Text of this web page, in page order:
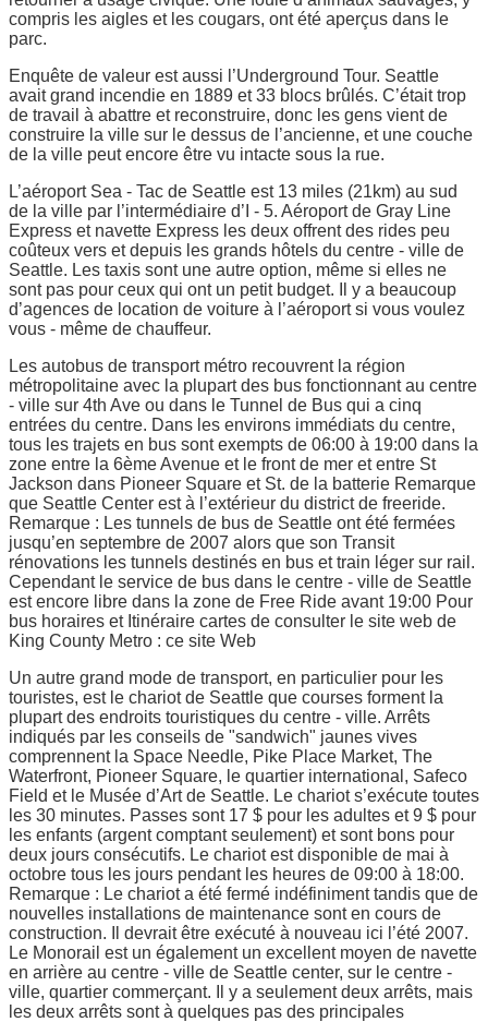
compris les aigles et les cougars, ont été aperçus dans le
parc.
Enquête de valeur est aussi l’Underground Tour. Seattle
avait grand incendie en 1889 et 33 blocs brûlés. C’était trop
de travail à abattre et reconstruire, donc les gens vient de
construire la ville sur le dessus de l’ancienne, et une couche
de la ville peut encore être vu intacte sous la rue.
L’aéroport Sea - Tac de Seattle est 13 miles (21km) au sud
de la ville par l’intermédiaire d’I - 5. Aéroport de Gray Line
Express et navette Express les deux offrent des rides peu
coûteux vers et depuis les grands hôtels du centre - ville de
Seattle. Les taxis sont une autre option, même si elles ne
sont pas pour ceux qui ont un petit budget. Il y a beaucoup
d’agences de location de voiture à l’aéroport si vous voulez
vous - même de chauffeur.
Les autobus de transport métro recouvrent la région
métropolitaine avec la plupart des bus fonctionnant au centre
- ville sur 4th Ave ou dans le Tunnel de Bus qui a cinq
entrées du centre. Dans les environs immédiats du centre,
tous les trajets en bus sont exempts de 06:00 à 19:00 dans la
zone entre la 6ème Avenue et le front de mer et entre St
Jackson dans Pioneer Square et St. de la batterie Remarque
que Seattle Center est à l’extérieur du district de freeride.
Remarque : Les tunnels de bus de Seattle ont été fermées
jusqu’en septembre de 2007 alors que son Transit
rénovations les tunnels destinés en bus et train léger sur rail.
Cependant le service de bus dans le centre - ville de Seattle
est encore libre dans la zone de Free Ride avant 19:00 Pour
bus horaires et Itinéraire cartes de consulter le site web de
King County Metro : ce site Web
Un autre grand mode de transport, en particulier pour les
touristes, est le chariot de Seattle que courses forment la
plupart des endroits touristiques du centre - ville. Arrêts
indiqués par les conseils de "sandwich" jaunes vives
comprennent la Space Needle, Pike Place Market, The
Waterfront, Pioneer Square, le quartier international, Safeco
Field et le Musée d’Art de Seattle. Le chariot s’exécute toutes
les 30 minutes. Passes sont 17 $ pour les adultes et 9 $ pour
les enfants (argent comptant seulement) et sont bons pour
deux jours consécutifs. Le chariot est disponible de mai à
octobre tous les jours pendant les heures de 09:00 à 18:00.
Remarque : Le chariot a été fermé indéfiniment tandis que de
nouvelles installations de maintenance sont en cours de
construction. Il devrait être exécuté à nouveau ici l’été 2007.
Le Monorail est un également un excellent moyen de navette
en arrière au centre - ville de Seattle center, sur le centre -
ville, quartier commerçant. Il y a seulement deux arrêts, mais
les deux arrêts sont à quelques pas des principales